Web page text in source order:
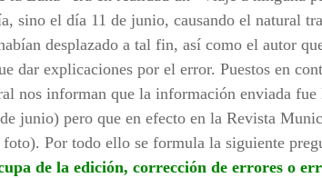
sino el día 11 de junio, causando el natural
desplazado a tal fin, así como el autor
dar explicaciones por el error. Puestos en
nos informan que la información enviada fue
junio) pero que en efecto en la Revista
Por todo ello se formula la siguiente
de la edición, corrección de errores o